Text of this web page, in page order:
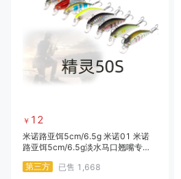
￥ 12
米诺路亚饵5cm/6.5g 米诺01 米诺
路亚饵5cm/6.5g淡水马口翘嘴专杀
第三方
已售 1,668